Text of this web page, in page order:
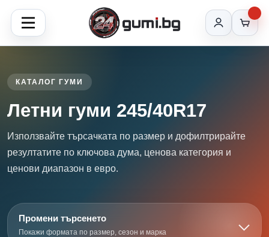
КАТАЛОГ ГУМИ
Летни гуми 245/40R17
Използвайте търсачката по размер и дофилтрирайте
резултатите по ключова дума, ценова категория и
ценови диапазон в евро.
Промени търсенето
Покажи формата по размер, сезон и марка